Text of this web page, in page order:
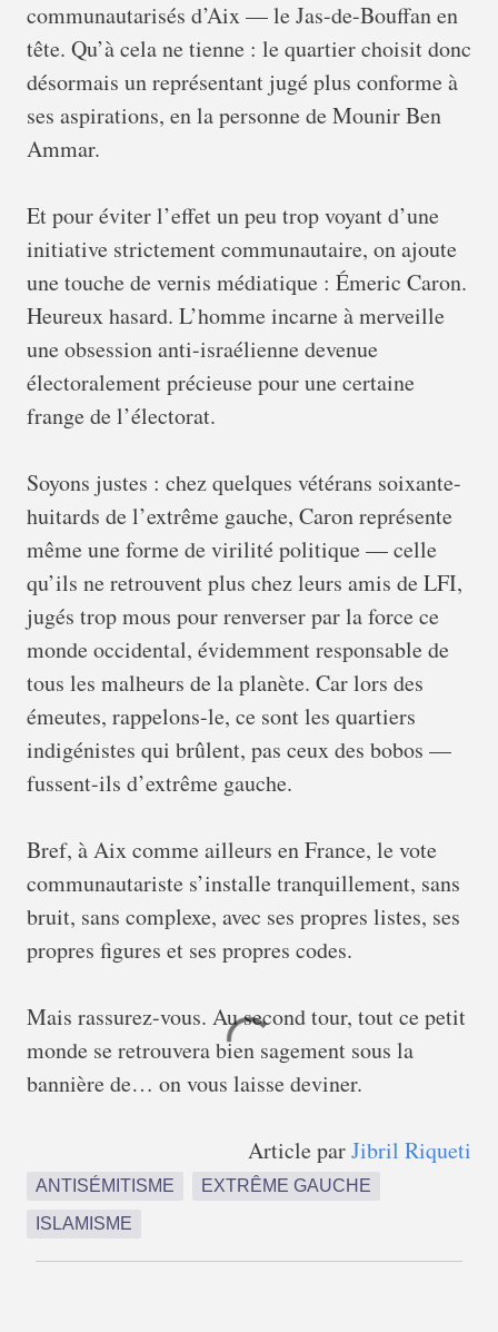
communautarisés d’Aix — le Jas-de-Bouffan en
tête. Qu’à cela ne tienne : le quartier choisit donc
désormais un représentant jugé plus conforme à
ses aspirations, en la personne de Mounir Ben
Ammar.
Et pour éviter l’effet un peu trop voyant d’une
initiative strictement communautaire, on ajoute
une touche de vernis médiatique : Émeric Caron.
Heureux hasard. L’homme incarne à merveille
une obsession anti-israélienne devenue
électoralement précieuse pour une certaine
frange de l’électorat.
Soyons justes : chez quelques vétérans soixante-
huitards de l’extrême gauche, Caron représente
même une forme de virilité politique — celle
qu’ils ne retrouvent plus chez leurs amis de LFI,
jugés trop mous pour renverser par la force ce
monde occidental, évidemment responsable de
tous les malheurs de la planète. Car lors des
émeutes, rappelons-le, ce sont les quartiers
indigénistes qui brûlent, pas ceux des bobos —
fussent-ils d’extrême gauche.
Bref, à Aix comme ailleurs en France, le vote
communautariste s’installe tranquillement, sans
bruit, sans complexe, avec ses propres listes, ses
propres figures et ses propres codes.
Mais rassurez-vous. Au second tour, tout ce petit
monde se retrouvera bien sagement sous la
bannière de… on vous laisse deviner.
Article parJibril Riqueti
ANTISÉMITISME
EXTRÊME GAUCHE
ISLAMISME